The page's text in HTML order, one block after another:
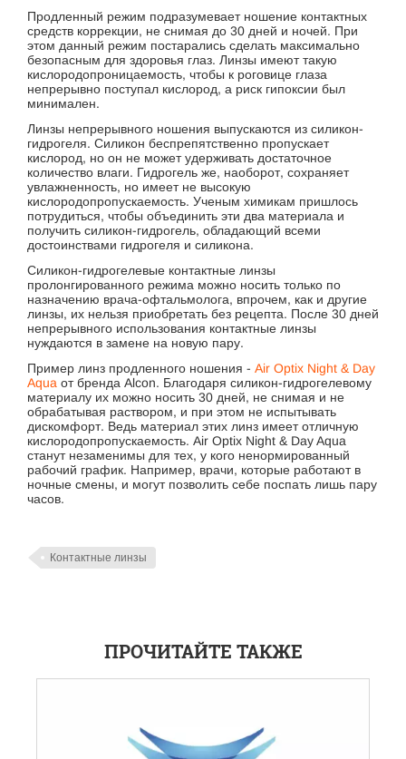
Продленный режим подразумевает ношение контактных
средств коррекции, не снимая до 30 дней и ночей. При
этом данный режим постарались сделать максимально
безопасным для здоровья глаз. Линзы имеют такую
кислородопроницаемость, чтобы к роговице глаза
непрерывно поступал кислород, а риск гипоксии был
минимален.
Линзы непрерывного ношения выпускаются из силикон-
гидрогеля. Силикон беспрепятственно пропускает
кислород, но он не может удерживать достаточное
количество влаги. Гидрогель же, наоборот, сохраняет
увлажненность, но имеет не высокую
кислородопропускаемость. Ученым химикам пришлось
потрудиться, чтобы объединить эти два материала и
получить силикон-гидрогель, обладающий всеми
достоинствами гидрогеля и силикона.
Силикон-гидрогелевые контактные линзы
пролонгированного режима можно носить только по
назначению врача-офтальмолога, впрочем, как и другие
линзы, их нельзя приобретать без рецепта. После 30 дней
непрерывного использования контактные линзы
нуждаются в замене на новую пару.
Пример линз продленного ношения - Air Optix Night & Day
Aqua от бренда Alcon. Благодаря силикон-гидрогелевому
материалу их можно носить 30 дней, не снимая и не
обрабатывая раствором, и при этом не испытывать
дискомфорт. Ведь материал этих линз имеет отличную
кислородопропускаемость. Air Optix Night & Day Aqua
станут незаменимы для тех, у кого ненормированный
рабочий график. Например, врачи, которые работают в
ночные смены, и могут позволить себе поспать лишь пару
часов.
Контактные линзы
ПРОЧИТАЙТЕ ТАКЖЕ